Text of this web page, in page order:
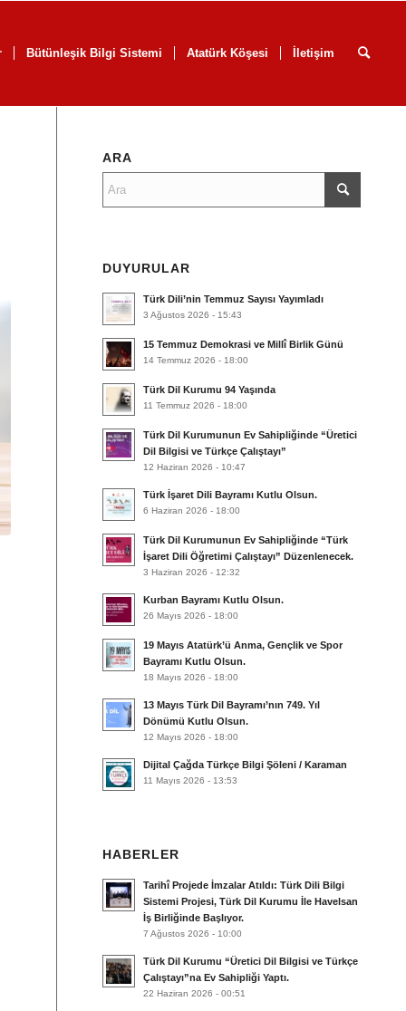
Bütünleşik Bilgi Sistemi Atatürk Köşesi İletişim
ARA
DUYURULAR
Türk Dili’nin Temmuz Sayısı Yayımladı
3 Ağustos 2026 - 15:43
15 Temmuz Demokrasi ve Millî Birlik Günü
14 Temmuz 2026 - 18:00
Türk Dil Kurumu 94 Yaşında
11 Temmuz 2026 - 18:00
Türk Dil Kurumunun Ev Sahipliğinde “Üretici
Dil Bilgisi ve Türkçe Çalıştayı”
12 Haziran 2026 - 10:47
Türk İşaret Dili Bayramı Kutlu Olsun.
6 Haziran 2026 - 18:00
Türk Dil Kurumunun Ev Sahipliğinde “Türk
İşaret Dili Öğretimi Çalıştayı” Düzenlenecek.
3 Haziran 2026 - 12:32
Kurban Bayramı Kutlu Olsun.
26 Mayıs 2026 - 18:00
19 Mayıs Atatürk’ü Anma, Gençlik ve Spor
Bayramı Kutlu Olsun.
18 Mayıs 2026 - 18:00
13 Mayıs Türk Dil Bayramı’nın 749. Yıl
Dönümü Kutlu Olsun.
12 Mayıs 2026 - 18:00
Dijital Çağda Türkçe Bilgi Şöleni / Karaman
11 Mayıs 2026 - 13:53
HABERLER
Tarihî Projede İmzalar Atıldı: Türk Dili Bilgi
Sistemi Projesi, Türk Dil Kurumu İle Havelsan
İş Birliğinde Başlıyor.
7 Ağustos 2026 - 10:00
Türk Dil Kurumu “Üretici Dil Bilgisi ve Türkçe
Çalıştayı”na Ev Sahipliği Yaptı.
22 Haziran 2026 - 00:51